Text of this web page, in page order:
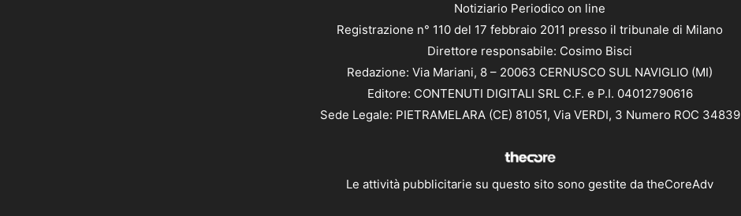
Notiziario Periodico on line
Registrazione n° 110 del 17 febbraio 2011 presso il tribunale di Milano
Direttore responsabile: Cosimo Bisci
Redazione: Via Mariani, 8 – 20063 CERNUSCO SUL NAVIGLIO (MI)
Editore: CONTENUTI DIGITALI SRL C.F. e P.I. 04012790616
Sede Legale: PIETRAMELARA (CE) 81051, Via VERDI, 3 Numero ROC 34839
Le attività pubblicitarie su questo sito sono gestite da theCoreAdv